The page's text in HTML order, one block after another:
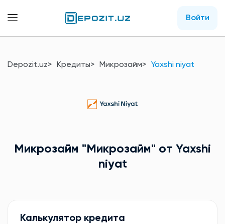
Войти
Depozit.uz Кредиты Микрозайм Yaxshi niyat
Микрозайм "Микрозайм" от Yaxshi
niyat
Калькулятор кредита